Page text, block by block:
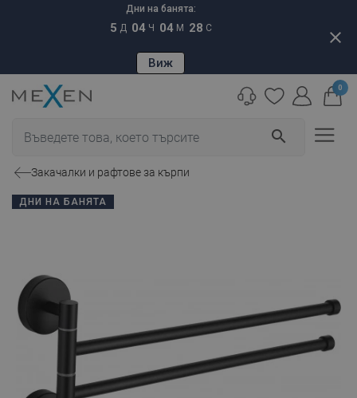
Дни на банята:
5 Д 04 Ч 04 М 27 С
Виж
close
search
0
Закачалки и рафтове за кърпи
ДНИ НА БАНЯТА